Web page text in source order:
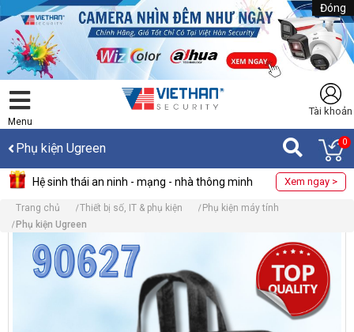
Đóng
Menu
Tài khoản
Phụ kiện Ugreen 0
Hệ sinh thái an ninh - mạng - nhà thông minh Xem ngay >
Trang chủ Thiết bị số, IT & phụ kiện
Phụ kiện máy tính
Phụ kiện Ugreen